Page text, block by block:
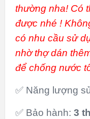
thường nha! Có
được nhé !
có nhu cầu sử
nhờ thợ dán
để chống nước
✅ Năng lượng
✅ Bảo hành: 3